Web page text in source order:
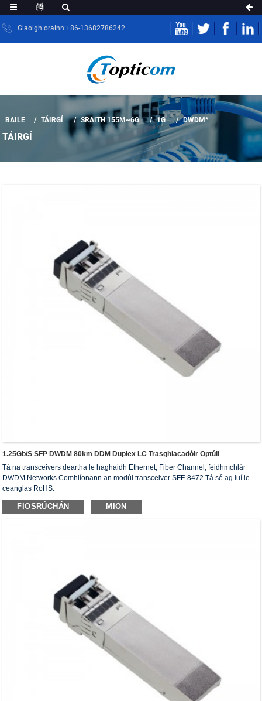
Glaoigh orainn:+86-13682786242
BAILE TÁIRGÍ SRAITH 155M~6G 1G DWDM*
TÁIRGÍ
1.25Gb/s SFP DWDM 80km DDM Duplex LC Trasghlacadóir Optúil
Tá na transceivers deartha le haghaidh Ethernet, Fiber Channel, feidhmchlár
DWDM Networks.Comhlíonann an modúl transceiver SFF-8472.Tá sé ag luí le
ceanglas RoHS.
FIOSRÚCHÁN MION